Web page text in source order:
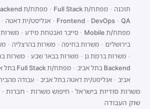
תוכנה · מפתח/ת Full Stack · מפתח/ת Backend
Frontend · DevOps · QA
· אנליסט/ית דאטה ·
מפתח/ת Mobile
· סייבר ואבטחת מידע · משרות
בירושלים · משרות בחיפה · משרות בהרצליה ·
· משרות ברמת גן · משרות בבאר שבע · משרות
Backend בתל אביב
· מפתח/ת Full Stack בתל אביב
אביב · אנליסט/ית דאטה בתל אביב · עבודה
משרות סודיות בישראל · חיפוש משרות · חברות ·
שוק העבודה